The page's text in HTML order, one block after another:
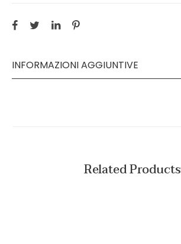
INFORMAZIONI AGGIUNTIVE
Related Products